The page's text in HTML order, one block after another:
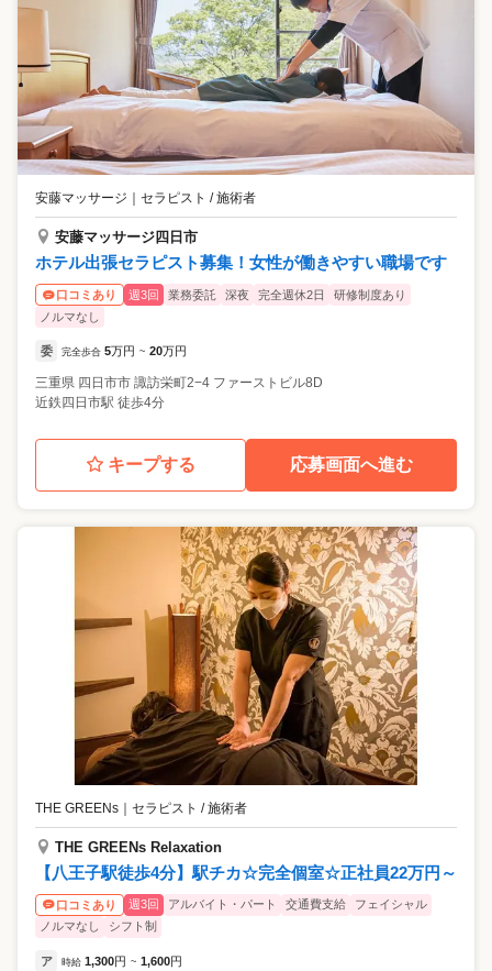
安藤マッサージ セラピスト / 施術者
安藤マッサージ四日市
ホテル出張セラピスト募集！女性が働きやすい職場です
口コミあり 週3回 業務委託 深夜 完全週休2日
研修制度あり
ノルマなし
委 完全歩合 5万円 ~ 20万円
三重県 四日市市 諏訪栄町2−4 ファーストビル8D
近鉄四日市駅 徒歩4分
キープする 応募画面へ進む
THE GREENs ｜ セラピスト / 施術者
THE GREENs Relaxation
【八王子駅徒歩4分】駅チカ☆完全個室☆正社員22万円～
口コミあり 週3回 アルバイト・パート 交通費支給
フェイシャル
ノルマなし
シフト制
ア 時給 1,300円 ~ 1,600円